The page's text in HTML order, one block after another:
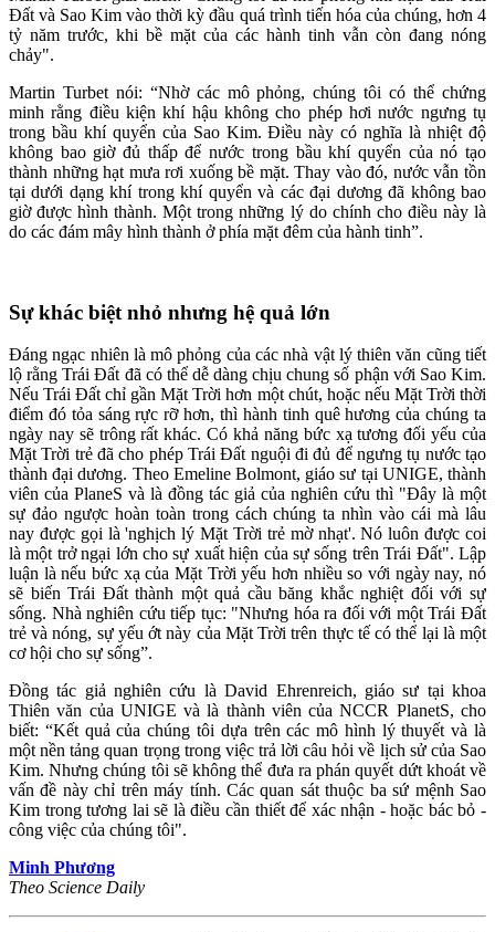
Đất và Sao Kim vào thời kỳ đầu quá trình tiến hóa của chúng, hơn 4
tỷ năm trước, khi bề mặt của các hành tinh vẫn còn đang nóng
chảy".
Martin Turbet nói: “Nhờ các mô phỏng, chúng tôi có thể chứng
minh rằng điều kiện khí hậu không cho phép hơi nước ngưng tụ
trong bầu khí quyển của Sao Kim. Điều này có nghĩa là nhiệt độ
không bao giờ đủ thấp để nước trong bầu khí quyển của nó tạo
thành những hạt mưa rơi xuống bề mặt. Thay vào đó, nước vẫn tồn
tại dưới dạng khí trong khí quyển và các đại dương đã không bao
giờ được hình thành. Một trong những lý do chính cho điều này là
do các đám mây hình thành ở phía mặt đêm của hành tinh”.
Sự khác biệt nhỏ nhưng hệ quả lớn
Đáng ngạc nhiên là mô phỏng của các nhà vật lý thiên văn cũng tiết
lộ rằng Trái Đất đã có thể dễ dàng chịu chung số phận với Sao Kim.
Nếu Trái Đất chỉ gần Mặt Trời hơn một chút, hoặc nếu Mặt Trời thời
điểm đó tỏa sáng rực rỡ hơn, thì hành tinh quê hương của chúng ta
ngày nay sẽ trông rất khác. Có khả năng bức xạ tương đối yếu của
Mặt Trời trẻ đã cho phép Trái Đất nguội đi đủ để ngưng tụ nước tạo
thành đại dương. Theo Emeline Bolmont, giáo sư tại UNIGE, thành
viên của PlaneS và là đồng tác giả của nghiên cứu thì "Đây là một
sự đảo ngược hoàn toàn trong cách chúng ta nhìn vào cái mà lâu
nay được gọi là 'nghịch lý Mặt Trời trẻ mờ nhạt'. Nó luôn được coi
là một trở ngại lớn cho sự xuất hiện của sự sống trên Trái Đất". Lập
luận là nếu bức xạ của Mặt Trời yếu hơn nhiều so với ngày nay, nó
sẽ biến Trái Đất thành một quả cầu băng khắc nghiệt đối với sự
sống. Nhà nghiên cứu tiếp tục: "Nhưng hóa ra đối với một Trái Đất
trẻ và nóng, sự yếu ớt này của Mặt Trời trên thực tế có thể lại là một
cơ hội cho sự sống”.
Đồng tác giả nghiên cứu là David Ehrenreich, giáo sư tại khoa
Thiên văn của UNIGE và là thành viên của NCCR PlanetS, cho
biết: “Kết quả của chúng tôi dựa trên các mô hình lý thuyết và là
một nền tảng quan trọng trong việc trả lời câu hỏi về lịch sử của Sao
Kim. Nhưng chúng tôi sẽ không thể đưa ra phán quyết dứt khoát về
vấn đề này chỉ trên máy tính. Các quan sát thuộc ba sứ mệnh Sao
Kim trong tương lai sẽ là điều cần thiết để xác nhận - hoặc bác bỏ -
công việc của chúng tôi".
Minh Phương
Theo Science Daily